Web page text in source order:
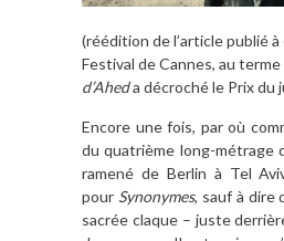
(réédition de l’article publié
Festival de Cannes, au
d’Aheda décroché le Prix du
Encore une fois, par où
du quatrième long-métrage
ramené de Berlin à Tel
pour Synonymes, sauf à dire
sacrée claque – juste